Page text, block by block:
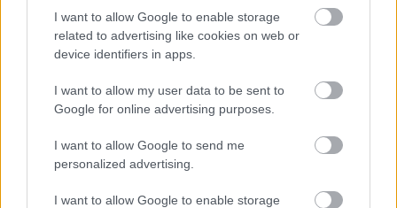
I want to allow Google to enable storage
related to advertising like cookies on web or
device identifiers in apps.
I want to allow my user data to be sent to
Google for online advertising purposes.
I want to allow Google to send me
personalized advertising.
I want to allow Google to enable storage
Szolnokra is megérkezik a nyár eddigi legkeményebb napja
Már Szolnokon is korlátozások léptek életbe a tartós hatalmas
hőség, a vízhiány és az áramtakarékosság miatt
A NER kihúzta a talajt az Új Néplap alól is, immáron csak
hetilapként jelenik meg – végképp vége a nyomtatott
Befejeződött a szolnoki Szentháromság-templom felújítása
Szimfonikus köntösben tért vissza a Queen világa a fővárosba